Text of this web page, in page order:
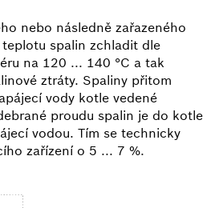
nebo následně zařazeného
spalin zchladit dle
na 120 ... 140 °C a tak
ztráty. Spaliny přitom
vody kotle vedené
proudu spalin je do kotle
vodou. Tím se technicky
zařízení o 5 ... 7 %.